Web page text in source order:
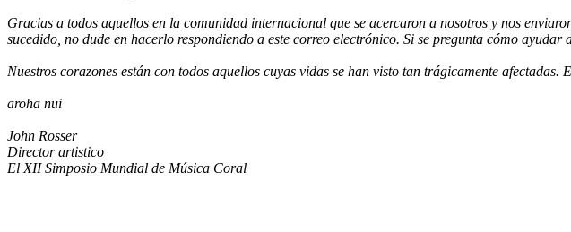
Gracias a todos aquellos en la comunidad internacional que se acercaron a nosotros y nos
sucedido, no dude en hacerlo respondiendo a este correo electrónico. Si se pregunta cómo ayudar
Nuestros corazones están con todos aquellos cuyas vidas se han visto tan trágicamente
aroha nui
John Rosser
Director artistico
El XII Simposio Mundial de Música Coral